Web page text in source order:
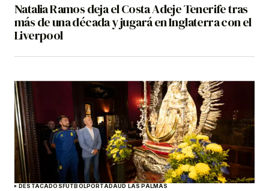
Natalia Ramos deja el Costa Adeje Tenerife tras
más de una década y jugará en Inglaterra con el
Liverpool
DESTACADOSFÚTBOLPORTADAUD LAS PALMAS